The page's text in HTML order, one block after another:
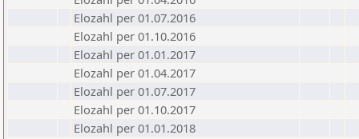
Elozahl per 01.07.2016
Elozahl per 01.10.2016
Elozahl per 01.01.2017
Elozahl per 01.04.2017
Elozahl per 01.07.2017
Elozahl per 01.10.2017
Elozahl per 01.01.2018